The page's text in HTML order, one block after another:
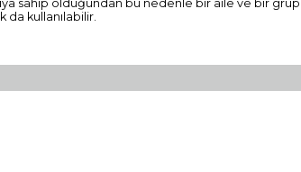
sahip olduğundan bu nedenle bir aile ve bir
da kullanılabilir.